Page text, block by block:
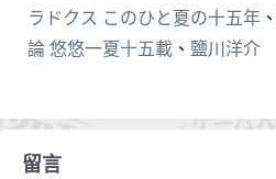
ラドクス このひと夏の十五年 、
論 悠悠一夏十五載 、 鹽川洋介
留言